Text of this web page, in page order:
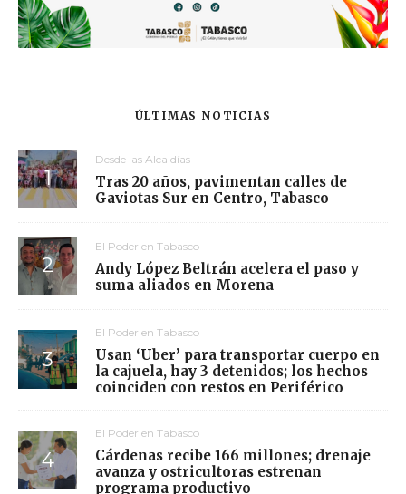
ÚLTIMAS NOTICIAS
Desde las Alcaldías
Tras 20 años, pavimentan calles de
Gaviotas Sur en Centro, Tabasco
El Poder en Tabasco
Andy López Beltrán acelera el paso y
suma aliados en Morena
El Poder en Tabasco
Usan ‘Uber’ para transportar cuerpo en
la cajuela, hay 3 detenidos; los hechos
coinciden con restos en Periférico
El Poder en Tabasco
Cárdenas recibe 166 millones; drenaje
avanza y ostricultoras estrenan
programa productivo